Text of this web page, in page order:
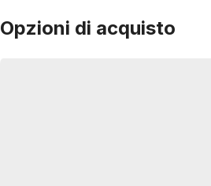
Opzioni di acquisto